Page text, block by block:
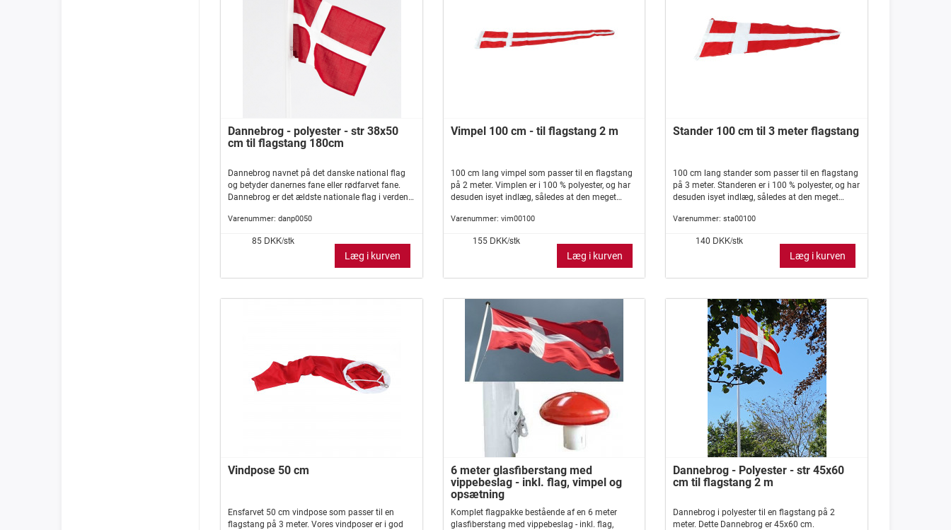
Dannebrog - polyester - str 38x50
cm til flagstang 180cm
Dannebrog navnet på det danske national flag
og betyder danernes fane eller rødfarvet fane.
Dannebrog er det ældste nationale flag i verden,
med et hvidt kors også kaldet korsflag. Korsflag
lande, som Finland, Sverige, Norge og Island.
Varenummer: danp0050
85DKK/stk
Læg i kurven
Vimpel 100 cm - til flagstang 2 m
100 cm lang vimpel som passer til en flagstang
på 2 meter. Vimplen er i 100 % polyester, og har
desuden isyet indlæg, således at den meget
Varenummer: vim00100
155DKK/stk
Læg i kurven
Stander 100 cm til 3 meter flagstang
100 cm lang stander som passer til en flagstang
på 3 meter. Standeren er i 100 % polyester, og har
desuden isyet indlæg, således at den meget
Varenummer:sta00100
140 DKK/stk
Læg i kurven
Vindpose 50 cm
Ensfarvet 50 cm vindpose som passer til en
flagstang på 3 meter. Vores vindposer er i god
6 meter glasfiberstang med
vippebeslag - inkl. flag, vimpel og
opsætning
Komplet flagpakke bestående af en 6 meter
glasfiberstang med vippebeslag - inkl. flag,
Dannebrog - Polyester - str 45x60
cm til flagstang 2 m
Dannebrog i polyester til en flagstang på 2
meter. Dette Dannebrog er 45x60 cm.